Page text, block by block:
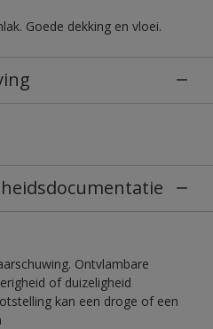
Goede dekking en vloei.
Ontvlambare
of duizeligheid
kan een droge of een